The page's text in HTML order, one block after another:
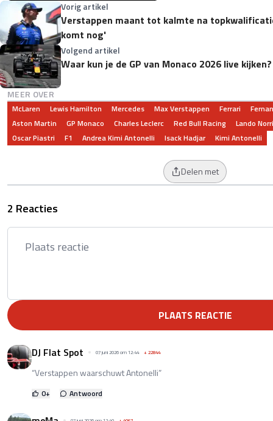
Vorig artikel
Verstappen maant tot kalmte na
komt nog'
Volgend artikel
Waar kun je de GP van Monaco 2026 live kijken?
MEER OVER
McLaren Lewis Hamilton Mercedes Max Verstappen Ferrari
Aston Martin
GP Monaco Charles Leclerc Red Bull Racing
Lando
Oscar Piastri
F1 Andrea Kimi Antonelli Isack Hadjar Kimi Antonelli
Delen met
2 Reacties
PLAATS REACTIE
DJ Flat Spot 07 juni 2026 om 12:44 +22844
“Verstappen waarschuwt Antonelli”
0+ Antwoord